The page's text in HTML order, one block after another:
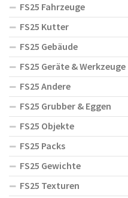
FS25 Fahrzeuge
FS25 Kutter
FS25 Gebäude
FS25 Geräte & Werkzeuge
FS25 Andere
FS25 Grubber & Eggen
FS25 Objekte
FS25 Packs
FS25 Gewichte
FS25 Texturen